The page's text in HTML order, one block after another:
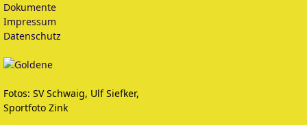
Dokumente
Impressum
Datenschutz
Fotos: SV Schwaig, Ulf Siefker,
Sportfoto Zink